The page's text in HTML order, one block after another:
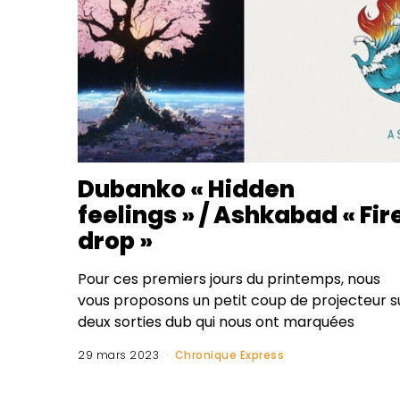
Dubanko « Hidden
feelings » / Ashkabad «
drop »
Pour ces premiers jours du printemps, nous
vous proposons un petit coup de projecteur
deux sorties dub qui nous ont marquées
29 mars 2023 Chronique Express